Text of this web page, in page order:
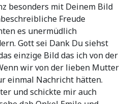
besonders mit Deinem Bild
Freude
es unermüdlich
Gott sei Dank Du siehst
einzige Bild das ich von der
wir von der lieben Mutter
einmal Nachricht hätten.
und schickte mir auch